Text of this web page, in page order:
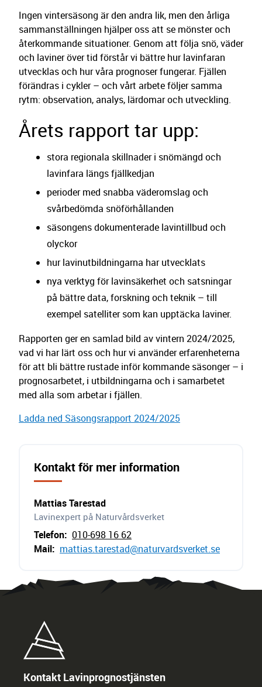
Ingen vintersäsong är den andra lik, men den årliga
sammanställningen hjälper oss att se mönster och
återkommande situationer. Genom att följa snö, väder
och laviner över tid förstår vi bättre hur lavinfaran
utvecklas och hur våra prognoser fungerar. Fjällen
förändras i cykler – och vårt arbete följer samma
rytm: observation, analys, lärdomar och utveckling.
Årets rapport tar upp:
stora regionala skillnader i snömängd och
lavinfara längs fjällkedjan
perioder med snabba väderomslag och
svårbedömda snöförhållanden
säsongens dokumenterade lavintillbud och
olyckor
hur lavinutbildningarna har utvecklats
nya verktyg för lavinsäkerhet och satsningar
på bättre data, forskning och teknik – till
exempel satelliter som kan upptäcka laviner.
Rapporten ger en samlad bild av vintern 2024/2025,
vad vi har lärt oss och hur vi använder erfarenheterna
för att bli bättre rustade inför kommande säsonger – i
prognosarbetet, i utbildningarna och i samarbetet
med alla som arbetar i fjällen.
Ladda ned Säsongsrapport 2024/2025
Kontakt för mer information
Mattias Tarestad
Lavinexpert på Naturvårdsverket
Telefon: 010-698 16 62
Mail: mattias.tarestad@naturvardsverket.se
Kontakt Lavinprognostjänsten